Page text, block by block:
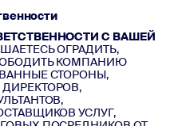
С ВАШЕЙ
ОГРАДИТЬ,
КОМПАНИЮ
СТОРОНЫ,
УСЛУГ,